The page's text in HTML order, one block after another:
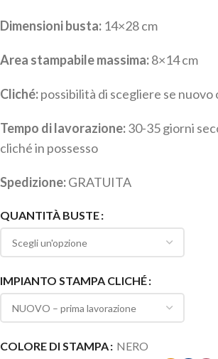
Dimensioni busta: 14×28 cm
Area stampabile massima:8×14 cm
Cliché:possibilità di scegliere se nuovo
Tempo di lavorazione:30-35 giorni
cliché in possesso
Spedizione:GRATUITA
QUANTITÀ BUSTE
IMPIANTO STAMPA CLICHÉ
COLORE DI STAMPA
NERO